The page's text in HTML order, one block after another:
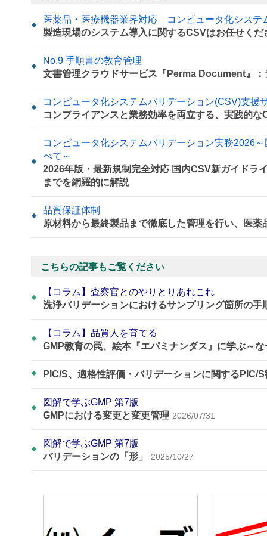
医薬品・医療機器業界対応 コンピュータ化システ
製造現場のシステム導入に関するCSVはお任せくだ
No.9 手順書の教育管理
文書管理クラウドサービス『Perma Document』
コンピュータ化システムバリデーション(CSV)支援
コンプライアンスと業務効率を両立する、実践的な
コンピュータ化システムバリデーション実務2026
べて～
2026年版・最新規制完全対応 国内CSV新ガイド
までを網羅的に解説
品質保証体制
原材料から最終製品まで徹底した管理を行い、医薬
こちらの記事もご覧ください
【コラム】査察官とのやりとりあれこれ
洗浄バリデーションにおけるサンプリング箇所の手
【コラム】品質人を育てる
GMP教育の罠、絵本『エパミナンダス』に学ぶ～
PIC/S、適格性評価・バリデーションに関するPIC/
図解で学ぶGMP 第7版
GMPにおける変更と変更管理 2026/07/31
図解で学ぶGMP 第7版
バリデーションの「形」
2025/10/27